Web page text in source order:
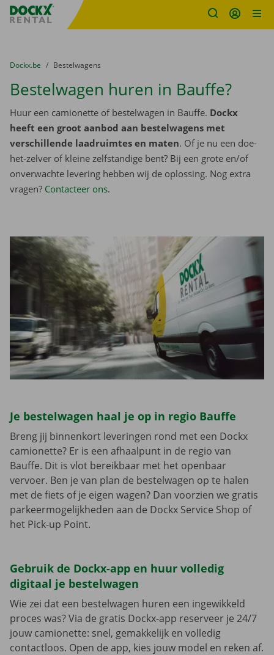
Fratello DEMO
U bevindt zich hier:
van
Dockx.be naar
Bestelwagens
Bestelwagen huren in Bauffe?
Huur een camionette of bestelwagen in Bauffe. Dockx
heeft een groot aanbod aan bestelwagens met
verschillende laadruimtes en maten. Of je nu een doe-
het-zelver of kleine zelfstandige bent? Bij een grote en/of
onverwachte levering hebben wij de oplossing. Nog extra
vragen? Contacteer ons.
Je bestelwagen haal je op in regio Bauffe
Breng jij binnenkort leveringen rond met een Dockx
camionette? Er is een afhaalpunt in de regio van
Bauffe. Dit is vlot bereikbaar met het openbaar
vervoer. Ben je van plan de bestelwagen op te halen
met de fiets of je eigen wagen? Dan voorzien we gratis
parkeermogelijkheden aan de Dockx Service Shop of
het Pick-up Point.
Gebruik de Dockx-app en huur volledig
digitaal je bestelwagen
Wie zei dat een bestelwagen huren een ingewikkeld
proces was? Via de gratis Dockx-app reserveer je 24/7
jouw camionette: snel, gemakkelijk en volledig
contactloos. Open de app, kies jouw model en reken af.